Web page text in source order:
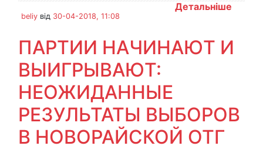
Детальніше
beliy від 30-04-2018, 11:08
ПАРТИИ НАЧИНАЮТ И
ВЫИГРЫВАЮТ:
НЕОЖИДАННЫЕ
РЕЗУЛЬТАТЫ ВЫБОРОВ
В НОВОРАЙСКОЙ ОТГ